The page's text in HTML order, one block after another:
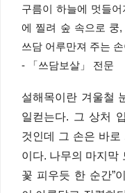
구름이 하늘에 멋들
에 찔려 숲 속으로 쿵
쓰담 어루만져 주는
- 「쓰담보살」 전문
설해목이란 겨울철
일컫는다. 그 상처
것인데 그 손은 바
이다. 나무의 마지막
꽃 피우듯 한 순간”